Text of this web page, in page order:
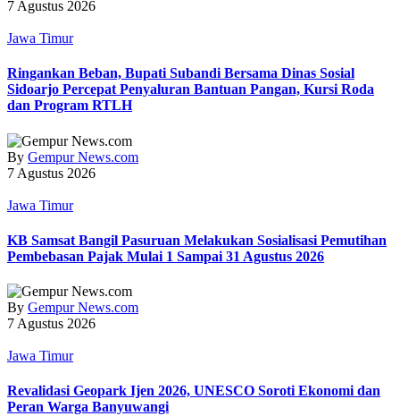
7 Agustus 2026
Jawa Timur
Ringankan Beban, Bupati Subandi Bersama Dinas Sosial
Sidoarjo Percepat Penyaluran Bantuan Pangan, Kursi Roda
dan Program RTLH
By Gempur News.com
7 Agustus 2026
Jawa Timur
KB Samsat Bangil Pasuruan Melakukan Sosialisasi Pemutihan
Pembebasan Pajak Mulai 1 Sampai 31 Agustus 2026
By Gempur News.com
7 Agustus 2026
Jawa Timur
Revalidasi Geopark Ijen 2026, UNESCO Soroti Ekonomi dan
Peran Warga Banyuwangi